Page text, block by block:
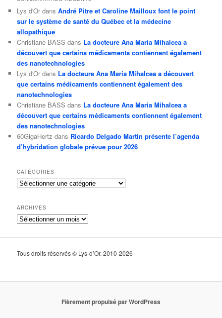
Lys d'Or dansAndré Pitre et Caroline Mailloux font le point
sur le système de santé du Québec et la médecine
allopathique
Christiane BASS dans La docteure Ana Maria Mihalcea a
découvert que certains médicaments contiennent également
des nanotechnologies
Lys d'Or dans La docteure Ana Maria Mihalcea a découvert
que certains médicaments contiennent également des
nanotechnologies
Christiane BASS dans La docteure Ana Maria Mihalcea a
découvert que certains médicaments contiennent également
des nanotechnologies
60GigaHertz dans Ricardo Delgado Martin présente l’agenda
d’hybridation globale prévue pour 2026
CATÉGORIES
Catégories
ARCHIVES
Archives
Tous droits réservés © Lys-d’Or. 2010-2026
Fièrement propulsé par WordPress